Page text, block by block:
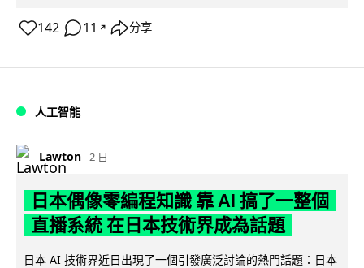
142 11 ↗ 分享
人工智能
Lawton 2 日
日本偶像零編程知識 靠 AI 搞了一整個
直播系統 在日本技術界成為話題
日本 AI 技術界近日出現了一個引發廣泛討論的熱門話題：日本